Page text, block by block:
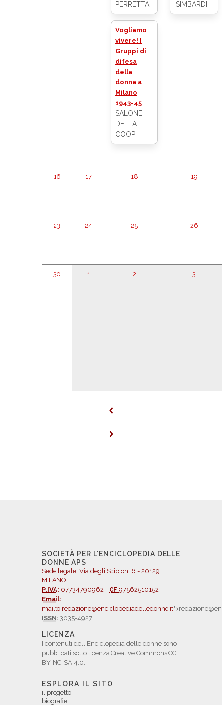
PERRETTA
Vogliamo
vivere! I
Gruppi di
difesa
della
donna a
Milano
1943-45
SALONE
DELLA
COOP
ISIMBARDI
16 17 18 19
23 24 25 26
30 1 2 3
SOCIETÀ PER L'ENCICLOPEDIA DELLE
DONNE APS
Sede legale: Via degli Scipioni 6 - 20129
MILANO
P.IVA: 07734790962 - CF 97562510152
Email:
mailto:redazione@enciclopediadelledonne.it
ISSN: 3035-4927
LICENZA
I contenuti dell'Enciclopedia delle donne sono
pubblicati sotto licenza Creative Commons CC
BY-NC-SA 4.0.
ESPLORA IL SITO
il progetto
biografie